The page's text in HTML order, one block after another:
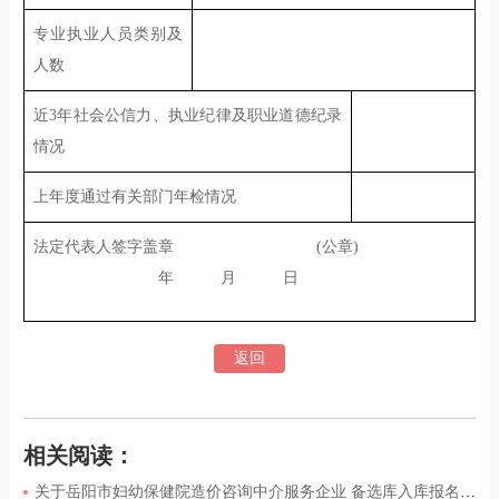
专业执业人员类别及
人数
近3年社会公信力、执业纪律及职业道德纪录
情况
上年度通过有关部门年检情况
法定代表人签字盖章 (公章)
年 月 日
返回
相关阅读：
关于岳阳市妇幼保健院造价咨询中介服务企业 备选库入库报名的公告